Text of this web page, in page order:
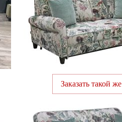
Заказать такой же